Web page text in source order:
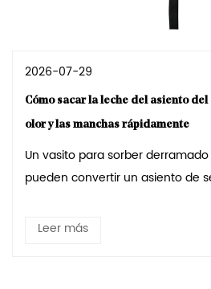
2026-07-29
Cómo sacar la leche del asiento
olor y las manchas rápidamente
Un vasito para sorber
pueden convertir un asiento de
Leer más